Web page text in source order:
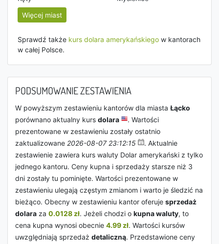
Więcej miast
Sprawdź także kurs dolara amerykańskiego w kantorach
w całej Polsce.
PODSUMOWANIE ZESTAWIENIA
W powyższym zestawieniu kantorów dla miasta Łącko
porównano aktualny kurs dolara
. Wartości
prezentowane w zestawieniu zostały ostatnio
zaktualizowane 2026-08-07 23:12:15
. Aktualnie
zestawienie zawiera kurs waluty Dolar amerykański z tylko
jednego kantoru. Ceny kupna i sprzedaży starsze niż 3
dni zostały tu pominięte. Wartości prezentowane w
zestawieniu ulegają częstym zmianom i warto je śledzić na
bieżąco. Obecny w zestawieniu kantor oferuje sprzedaż
dolara za 0.0128 zł. Jeżeli chodzi o kupna waluty, to
cena kupna wynosi obecnie 4.99 zł. Wartości kursów
uwzględniają sprzedaż detaliczną. Przedstawione ceny